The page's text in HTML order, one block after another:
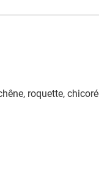
roquette,